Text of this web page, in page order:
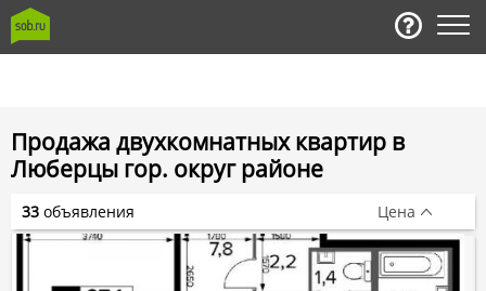
Продажа двухкомнатных квартир в
Люберцы гор. округ районе
33 объявления Цена